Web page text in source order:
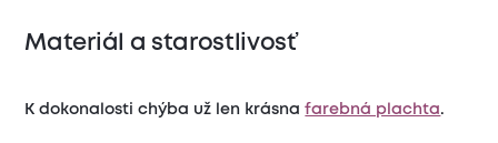
Materiál a starostlivosť
K dokonalosti chýba už len krásnafarebná plachta.